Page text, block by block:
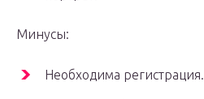
Минусы:
Необходима регистрация.